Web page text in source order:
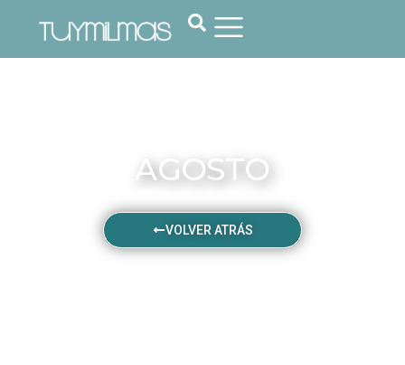
AGOSTO
VOLVER ATRÁS